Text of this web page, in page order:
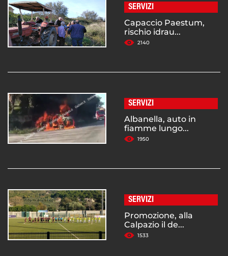
SERVIZI
Capaccio Paestum,
rischio idrau...
2140
SERVIZI
Albanella, auto in
fiamme lungo...
1950
SERVIZI
Promozione, alla
Calpazio il de...
1533